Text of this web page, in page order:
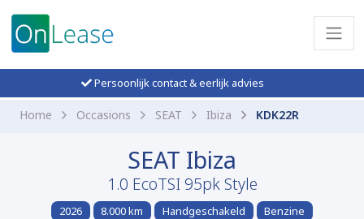
Persoonlijk contact & eerlijk advies
Home Occasions SEAT Ibiza KDK22R
SEAT Ibiza
1.0 EcoTSI 95pk Style
2026 8.000 km Handgeschakeld Benzine